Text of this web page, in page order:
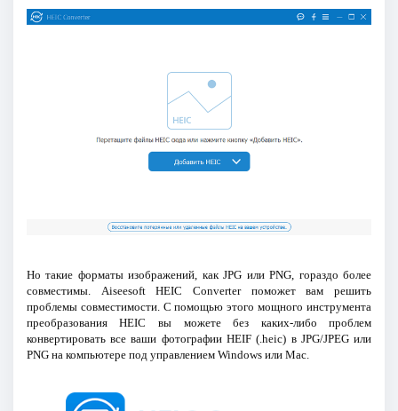
Но такие форматы изображений, как JPG или PNG, гораздо более
совместимы. Aiseesoft HEIC Converter поможет вам решить
проблемы совместимости. С помощью этого мощного инструмента
преобразования HEIC вы можете без каких-либо проблем
конвертировать все ваши фотографии HEIF (.heic) в JPG/JPEG или
PNG на компьютере под управлением Windows или Mac.